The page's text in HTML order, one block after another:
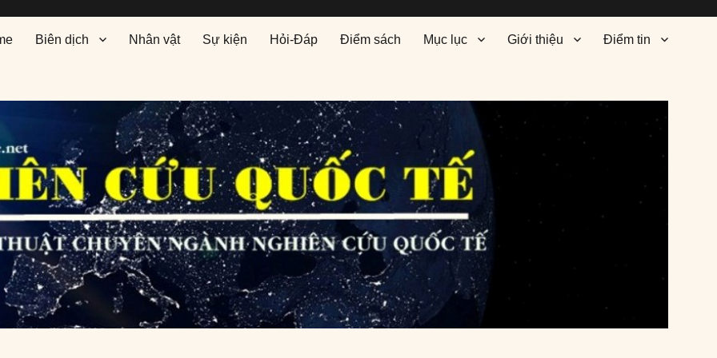
Biên dịch Nhân vật Sự kiện Hỏi-Đáp Điểm sách Mục lục Giới thiệu Điểm tin